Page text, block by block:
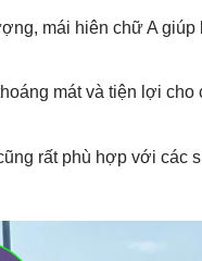
mái hiên chữ A giúp
mát và tiện lợi cho
rất phù hợp với các